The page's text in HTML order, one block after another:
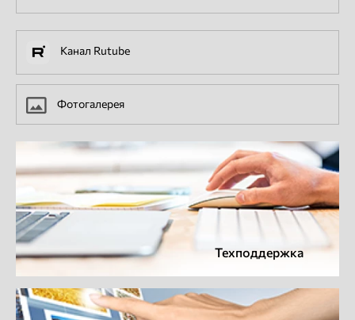
Канал Rutube
Фотогалерея
Техподдержка